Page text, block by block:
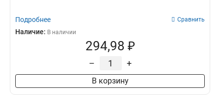
Подробнее Сравнить
Наличие: В наличии
294,98 ₽
– +
В корзину